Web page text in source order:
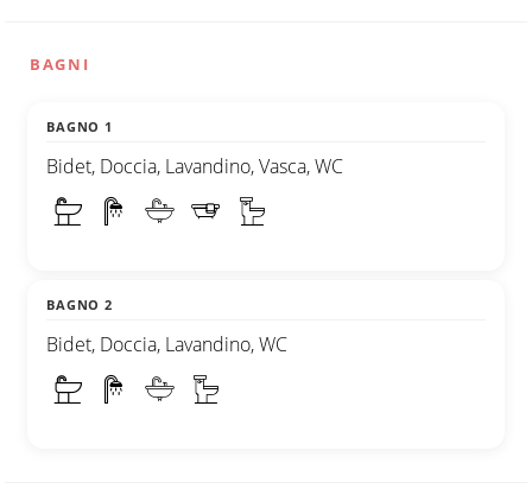
BAGNI
BAGNO 1
Bidet, Doccia, Lavandino, Vasca, WC
BAGNO 2
Bidet, Doccia, Lavandino, WC